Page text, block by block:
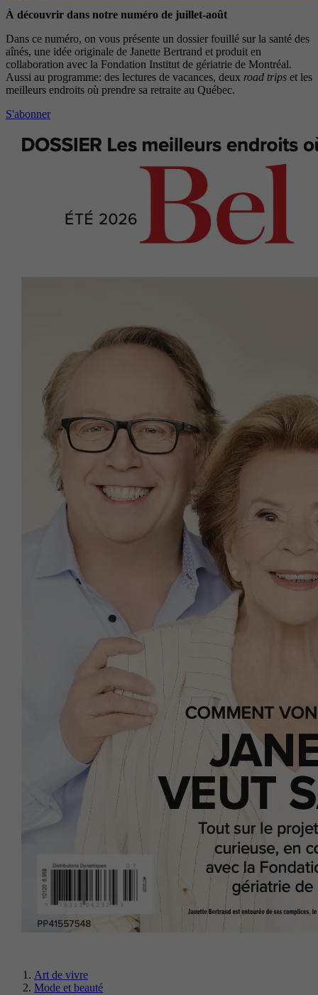
À découvrir dans notre numéro de juillet-août
Dans ce numéro, on vous présente un dossier fouillé sur la santé des
aînés, une idée originale de Janette Bertrand et produit en
collaboration avec la Fondation Institut de gériatrie de Montréal.
Aussi au programme: des lectures de vacances, deux road trips et les
meilleurs endroits où prendre sa retraite au Québec.
S'abonner
Art de vivre
Mode et beauté